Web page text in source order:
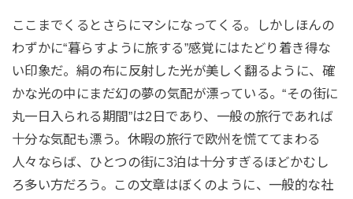
ここまでくるとさらにマシになってくる。しかしほんの
わずかに“暮らすように旅する”感覚にはたどり着き得な
い印象だ。絹の布に反射した光が美しく翻るように、確
かな光の中にまだ幻の夢の気配が漂っている。“その街に
丸一日入られる期間”は2日であり、一般の旅行であれば
十分な気配も漂う。休暇の旅行で欧州を慌ててまわる
人々ならば、ひとつの街に3泊は十分すぎるほどかむし
ろ多い方だろう。この文章はぼくのように、一般的な社